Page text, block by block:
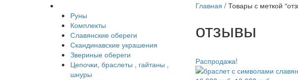
Руны
Комплекты
Славянские обереги
Скандинавские украшения
Звериные обереги
Цепочки, браслеты , гайтаны ,
шнуры
Главная / Товары с меткой
отзывы
Распродажа!